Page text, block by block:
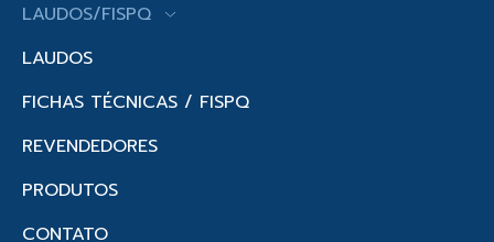
LAUDOS/FISPQ
LAUDOS
FICHAS TÉCNICAS / FISPQ
REVENDEDORES
PRODUTOS
CONTATO